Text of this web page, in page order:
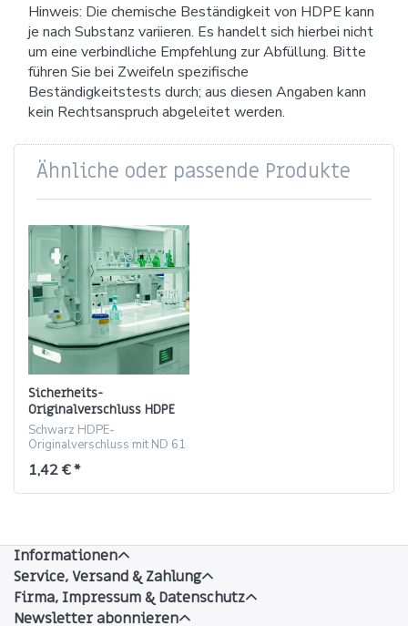
Hinweis: Die chemische Beständigkeit von HDPE kann
je nach Substanz variieren. Es handelt sich hierbei nicht
um eine verbindliche Empfehlung zur Abfüllung. Bitte
führen Sie bei Zweifeln spezifische
Beständigkeitstests durch; aus diesen Angaben kann
kein Rechtsanspruch abgeleitet werden.
Ähnliche oder passende Produkte
Sicherheits-
Originalverschluss HDPE
für ND 61 (schwarz)
Schwarz HDPE-
Originalverschluss mit ND 61
29.5 mm Höhe.
1,42 € *
Informationen
Service, Versand & Zahlung
Firma, Impressum & Datenschutz
Newsletter abonnieren